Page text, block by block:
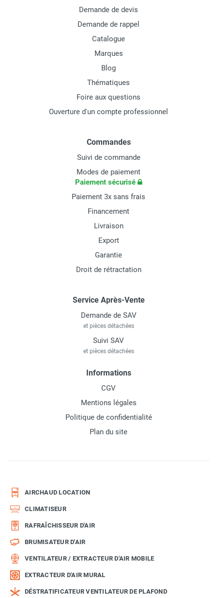
Demande de devis
Demande de rappel
Catalogue
Marques
Blog
Thématiques
Foire aux questions
Ouverture d'un compte professionnel
Commandes
Suivi de commande
Modes de paiement
Paiement sécurisé
Paiement 3x sans frais
Financement
Livraison
Export
Garantie
Droit de rétractation
Service Après-Vente
Demande de SAV
et pièces détachées
Suivi SAV
et pièces détachées
Informations
CGV
Mentions légales
Politique de confidentialité
Plan du site
AIRCHAUD LOCATION
CLIMATISEUR
RAFRAÎCHISSEUR D'AIR
BRUMISATEUR D'AIR
VENTILATEUR / EXTRACTEUR D'AIR MOBILE
EXTRACTEUR D'AIR MURAL
DÉSTRATIFICATEUR VENTILATEUR DE PLAFOND